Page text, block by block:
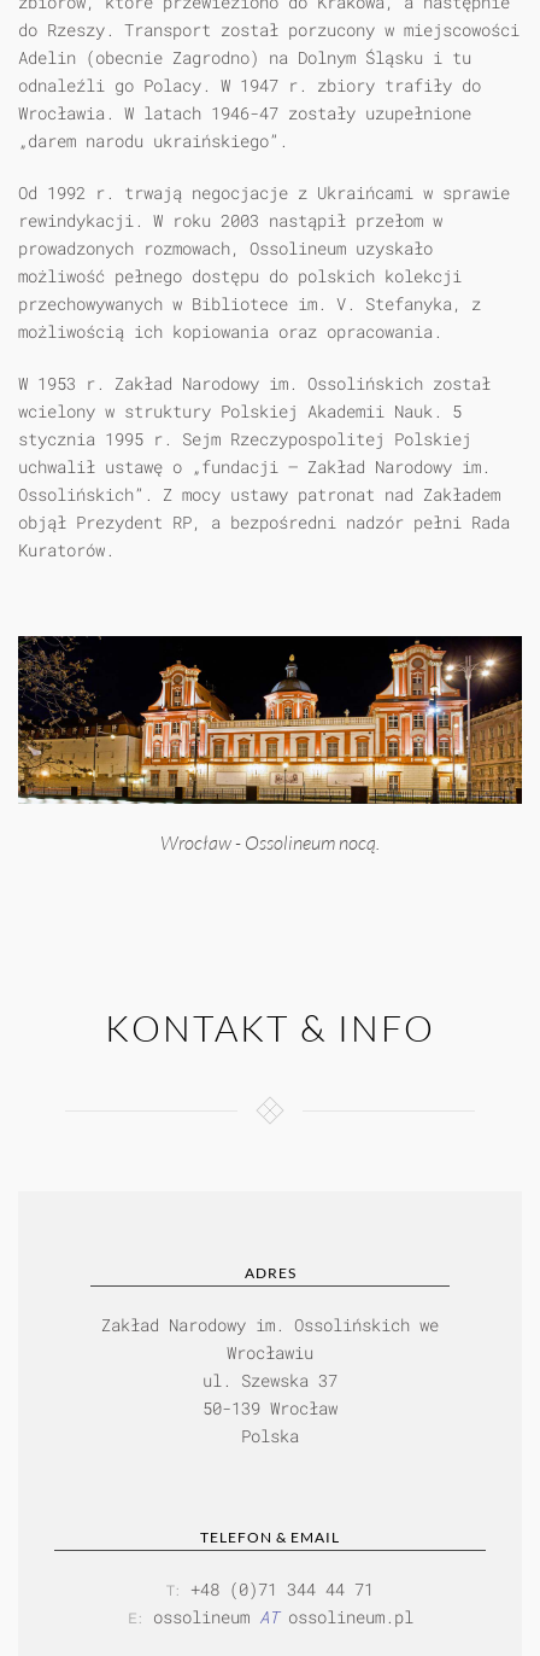
do Rzeszy. Transport został porzucony w miejscowości
Adelin (obecnie Zagrodno) na Dolnym Śląsku i tu
odnaleźli go Polacy. W 1947 r. zbiory trafiły do
Wrocławia. W latach 1946-47 zostały uzupełnione
„darem narodu ukraińskiego”.
Od 1992 r. trwają negocjacje z Ukraińcami w sprawie
rewindykacji. W roku 2003 nastąpił przełom w
prowadzonych rozmowach, Ossolineum uzyskało
możliwość pełnego dostępu do polskich kolekcji
przechowywanych w Bibliotece im. V. Stefanyka, z
możliwością ich kopiowania oraz opracowania.
W 1953 r. Zakład Narodowy im. Ossolińskich został
wcielony w struktury Polskiej Akademii Nauk. 5
stycznia 1995 r. Sejm Rzeczypospolitej Polskiej
uchwalił ustawę o „fundacji – Zakład Narodowy im.
Ossolińskich”. Z mocy ustawy patronat nad Zakładem
objął Prezydent RP, a bezpośredni nadzór pełni Rada
Kuratorów.
Wrocław - Ossolineum nocą.
KONTAKT & INFO
ADRES
Zakład Narodowy im. Ossolińskich we
Wrocławiu
ul. Szewska 37
50-139 Wrocław
Polska
TELEFON & EMAIL
T: +48 (0)71 344 44 71
E: ossolineum AT ossolineum.pl